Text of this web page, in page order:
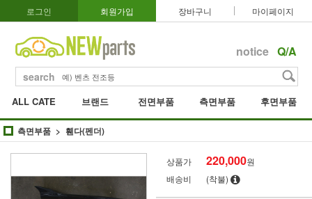
로그인 회원가입 장바구니 마이페이지
notice Q/A
search
ALL CATE 브랜드 전면부품 측면부품 후면부품
측면부품 휀다(펜더)
상품가 220,000원
배송비
(착불)